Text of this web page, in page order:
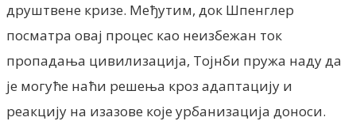
друштвене кризе. Међутим, док Шпенглер
посматра овај процес као неизбежан ток
пропадања цивилизација, Тојнби пружа наду да
је могуће наћи решења кроз адаптацију и
реакцију на изазове које урбанизација доноси.